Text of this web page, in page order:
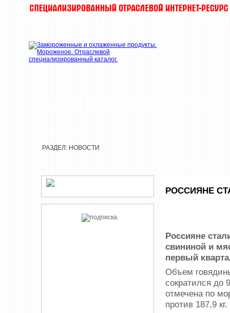
РАЗДЕЛ: НОВОСТИ
РОССИЯНЕ
Россияне
свининой и
первый
Объем
сократился до
отмечена по
против 187,9 кг.